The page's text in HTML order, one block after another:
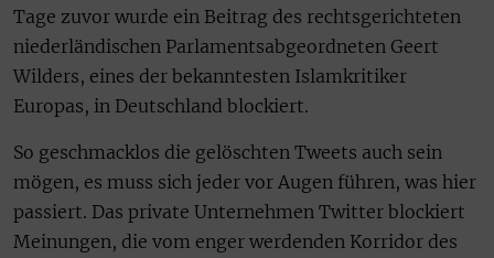
Tage zuvor wurde ein Beitrag des rechtsgerichteten
niederländischen Parlamentsabgeordneten Geert
Wilders, eines der bekanntesten Islamkritiker
Europas, in Deutschland blockiert.
So geschmacklos die gelöschten Tweets auch sein
mögen, es muss sich jeder vor Augen führen, was hier
passiert. Das private Unternehmen Twitter blockiert
Meinungen, die vom enger werdenden Korridor des